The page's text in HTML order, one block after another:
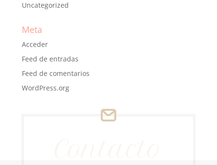
Uncategorized
Meta
Acceder
Feed de entradas
Feed de comentarios
WordPress.org
Contacto